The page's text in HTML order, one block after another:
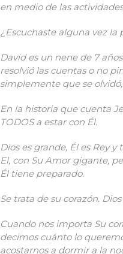
en medio de las
¿Escuchaste alguna vez la
David es un nene de 7
resolvió las cuentas o no
simplemente que se
En la historia que cuenta
TODOS a estar con Él.
Dios es grande, Él es Rey
El, con Su Amor gigante,
Él tiene preparado.
Se trata de su corazón.
Cuando nos importa Su
decimos cuánto lo
acostarnos a dormir a la